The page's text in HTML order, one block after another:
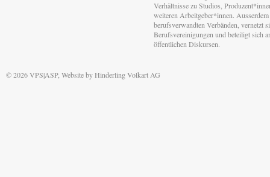
Verhältnisse zu Studios,
weiteren Arbeitgeber*innen.
berufsverwandten Verbänden, vernetzt
Berufsvereinigungen und beteiligt sich
öffentlichen Diskursen.
© 2026 VPS|ASP, Website byHinderling Volkart AG